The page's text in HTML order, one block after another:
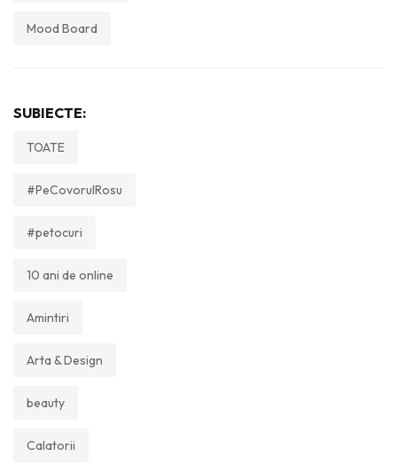
Mood Board
SUBIECTE:
TOATE
#PeCovorulRosu
#petocuri
10 ani de online
Amintiri
Arta & Design
beauty
Calatorii